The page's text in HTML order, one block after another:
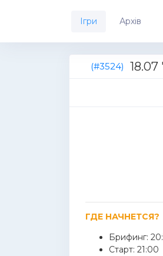
Ігри Архів
(#3524)
ГДЕ НАЧНЕТСЯ?
Брифинг:
Старт: 21:00